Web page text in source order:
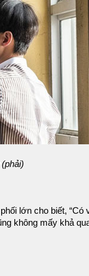
lớn cho biết,
không mấy khả